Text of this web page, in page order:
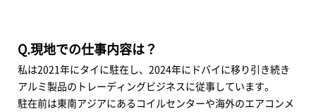
Q.現地での仕事内容は？
私は2021年にタイに駐在し、2024年にドバイに移り引き続き
アルミ製品のトレーディングビジネスに従事しています。
駐在前は東南アジアにあるコイルセンターや海外のエアコンメ